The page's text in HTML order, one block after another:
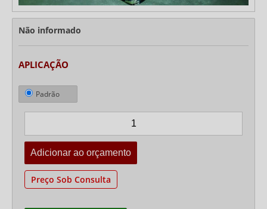
Não informado
APLICAÇÃO
Padrão
Preço Sob Consulta